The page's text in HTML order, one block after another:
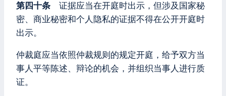
第四十条 证据应当在开庭时出示，但涉及国家秘
密、商业秘密和个人隐私的证据不得在公开开庭时
出示。
仲裁庭应当依照仲裁规则的规定开庭，给予双方当
事人平等陈述、辩论的机会，并组织当事人进行质
证。